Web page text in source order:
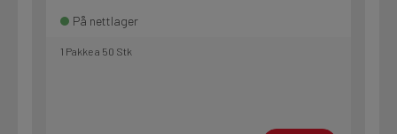
På nettlager
1 Pakke a 50 Stk